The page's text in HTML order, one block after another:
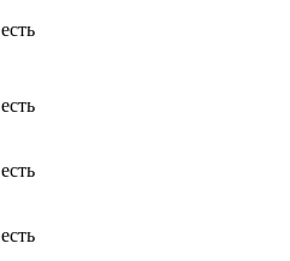
есть
есть
есть
есть